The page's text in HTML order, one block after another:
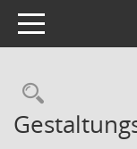
Toggle navigation